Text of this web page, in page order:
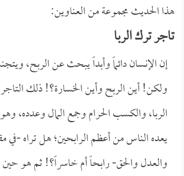
هذا الحديث مجموعة من العناوين:
تاجر ترك الربا
إن الإنسان دائماً وأبداً يبحث عن الربح،
ولكن! أين الربح وأين الخسارة؟! ذلك
الربا، والكسب الحرام وجمع المال وعدده،
يعده الناس من أعظم الرابحين؛ هل تراه -
والعدل والحق- رابحاً أم خاسراً؟! ثم هو حين